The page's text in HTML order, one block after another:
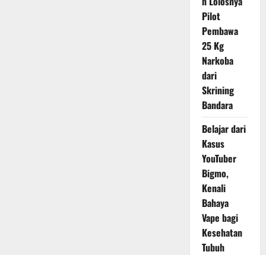
Pilot
Pembawa
25 Kg
Narkoba
dari
Skrining
Bandara
Belajar dari
Kasus
YouTuber
Bigmo,
Kenali
Bahaya
Vape bagi
Kesehatan
Tubuh